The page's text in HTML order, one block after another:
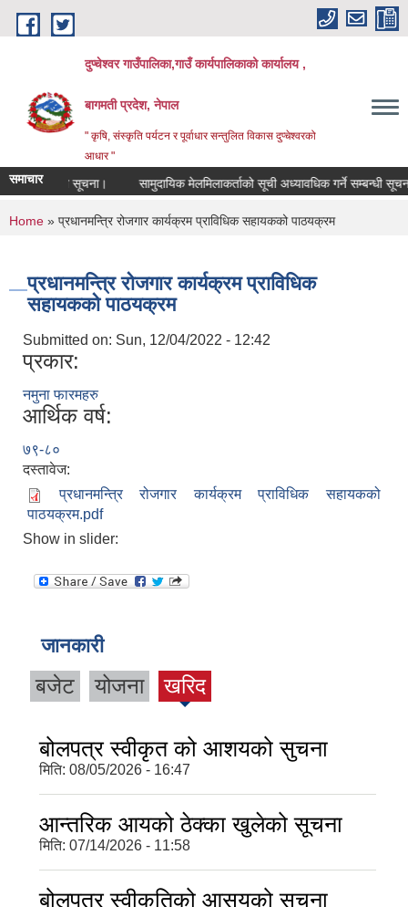
Skip to main content
दुप्चेश्वर गाउँपालिका,गाउँ कार्यपालिकाको कार्यालय ,
बागमती प्रदेश, नेपाल
" कृषि, संस्कृति पर्यटन र पूर्वाधार सन्तुलित विकास दुप्चेश्वरको
आधार "
समाचार
सम्बन्धी सूचना। सामुदायिक मेलमिलाकर्ताको सूची अध्यावधिक गर्ने सम्बन्धी सूचना
You are here
Home » प्रधानमन्त्रि रोजगार कार्यक्रम प्राविधिक सहायकको पाठयक्रम
प्रधानमन्त्रि रोजगार कार्यक्रम प्राविधिक
सहायकको पाठयक्रम
Submitted on: Sun, 12/04/2022 - 12:42
प्रकार:
नमुना फारमहरु
आर्थिक वर्ष:
७९-८०
दस्तावेज:
प्रधानमन्त्रि रोजगार कार्यक्रम प्राविधिक सहायकको
पाठयक्रम.pdf
Show in slider:
जानकारी
बजेट योजना खरिद
बोलपत्र स्वीकृत को आशयको सुचना
मिति: 08/05/2026 - 16:47
आन्तरिक आयको ठेक्का खुलेको सूचना
मिति: 07/14/2026 - 11:58
बोलपत्र स्वीकृतिको आसयको सूचना